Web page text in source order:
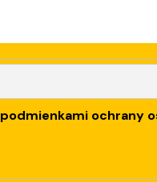
podmienkami ochrany